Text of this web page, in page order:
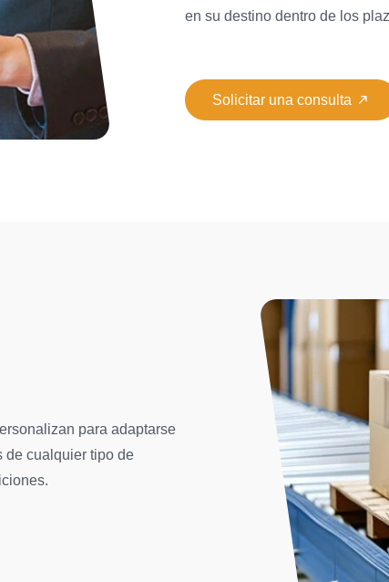
en su destino dentro de los
Solicitar una consulta 
para adaptarse
de cualquier tipo de